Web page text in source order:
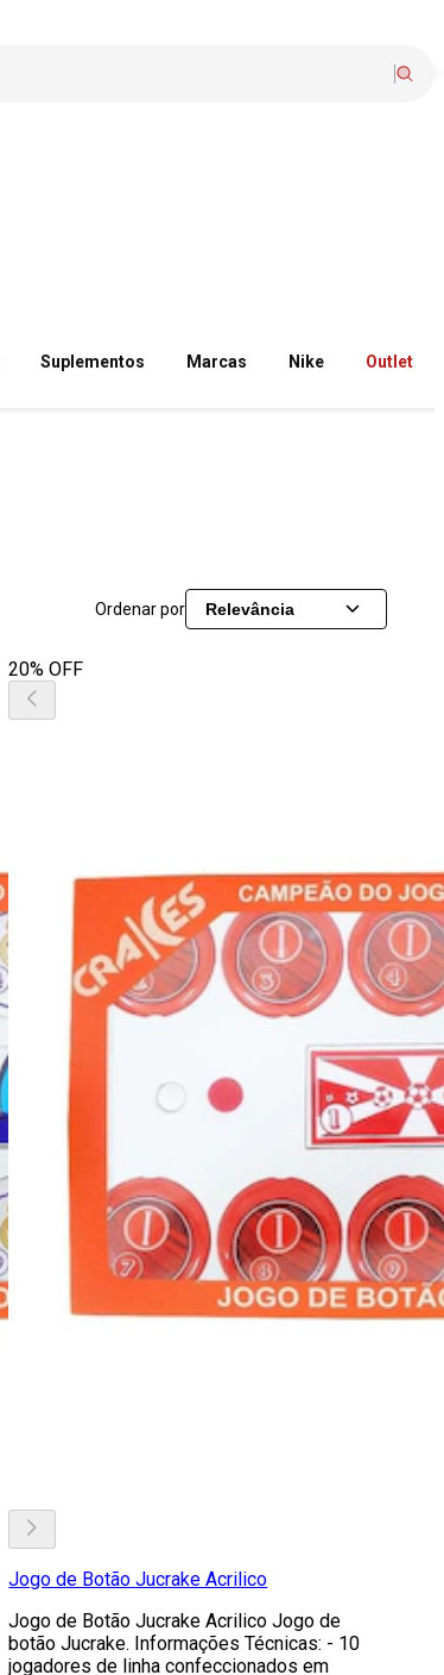
Suplementos Marcas Nike Outlet
Ordenar por Relevância
20% OFF
Jogo de Botão Jucrake Acrilico
Jogo de Botão Jucrake Acrilico Jogo de
botão Jucrake. Informações Técnicas: - 10
jogadores de linha confeccionados em